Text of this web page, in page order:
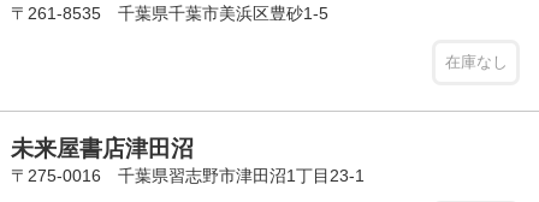
〒261-8535 千葉県千葉市美浜区豊砂1-5
在庫なし
未来屋書店津田沼
〒275-0016 千葉県習志野市津田沼1丁目23-1